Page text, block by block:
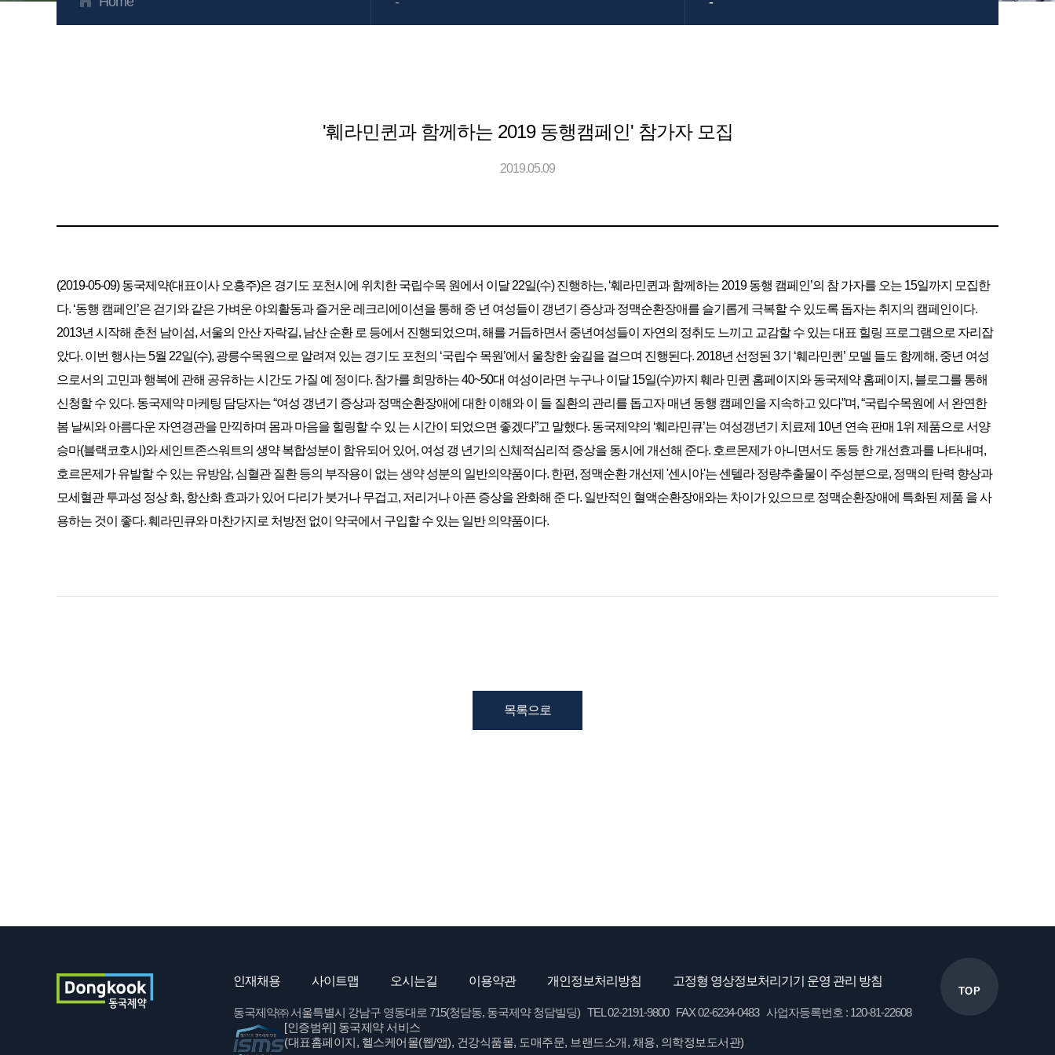
'훼라민퀸과 함께하는 2019 동행캠페인' 참가자 모집
2019.05.09
(2019-05-09) 동국제약(대표이사 오흥주)은 경기도 포천시에 위치한 국립수목 원에서 이달 22일(수) 진행하는, ‘훼라민퀸과 함께하는 2019 동행 캠페인’의 참 가자를 오는 15일까지 모집한
다. ‘동행 캠페인’은 걷기와 같은 가벼운 야외활동과 즐거운 레크리에이션을 통해 중 년 여성들이 갱년기 증상과 정맥순환장애를 슬기롭게 극복할 수 있도록 돕자는 취지의 캠페인이다.
2013년 시작해 춘천 남이섬, 서울의 안산 자락길, 남산 순환 로 등에서 진행되었으며, 해를 거듭하면서 중년여성들이 자연의 정취도 느끼고 교감할 수 있는 대표 힐링 프로그램으로 자리잡
았다. 이번 행사는 5월 22일(수), 광릉수목원으로 알려져 있는 경기도 포천의 ‘국립수 목원’에서 울창한 숲길을 걸으며 진행된다. 2018년 선정된 3기 ‘훼라민퀸’ 모델 들도 함께해, 중년 여성
으로서의 고민과 행복에 관해 공유하는 시간도 가질 예 정이다. 참가를 희망하는 40~50대 여성이라면 누구나 이달 15일(수)까지 훼라 민퀸 홈페이지와 동국제약 홈페이지, 블로그를 통해
신청할 수 있다. 동국제약 마케팅 담당자는 “여성 갱년기 증상과 정맥순환장애에 대한 이해와 이 들 질환의 관리를 돕고자 매년 동행 캠페인을 지속하고 있다”며, “국립수목원에 서 완연한
봄 날씨와 아름다운 자연경관을 만끽하며 몸과 마음을 힐링할 수 있 는 시간이 되었으면 좋겠다”고 말했다. 동국제약의 ‘훼라민큐’는 여성갱년기 치료제 10년 연속 판매 1위 제품으로 서양
승마(블랙코호시)와 세인트존스워트의 생약 복합성분이 함유되어 있어, 여성 갱 년기의 신체적심리적 증상을 동시에 개선해 준다. 호르몬제가 아니면서도 동등 한 개선효과를 나타내며,
호르몬제가 유발할 수 있는 유방암, 심혈관 질환 등의 부작용이 없는 생약 성분의 일반의약품이다. 한편, 정맥순환 개선제 '센시아'는 센텔라 정량추출물이 주성분으로, 정맥의 탄력 향상과
모세혈관 투과성 정상 화, 항산화 효과가 있어 다리가 붓거나 무겁고, 저리거나 아픈 증상을 완화해 준 다. 일반적인 혈액순환장애와는 차이가 있으므로 정맥순환장애에 특화된 제품 을 사
용하는 것이 좋다. 훼라민큐와 마찬가지로 처방전 없이 약국에서 구입할 수 있는 일반 의약품이다.
목록으로
인재채용 사이트맵 오시는길 이용약관 개인정보처리방침 고정형 영상정보처리기기 운영 관리 방침
동국제약㈜ 서울특별시 강남구 영동대로 715(청담동, 동국제약 청담빌딩) TEL 02-2191-9800 FAX 02-6234-0483 사업자등록번호 : 120-81-22608
[인증범위] 동국제약 서비스
(대표홈페이지, 헬스케어몰(웹/앱), 건강식품몰, 도매주문, 브랜드소개, 채용, 의학정보도서관)
TOP